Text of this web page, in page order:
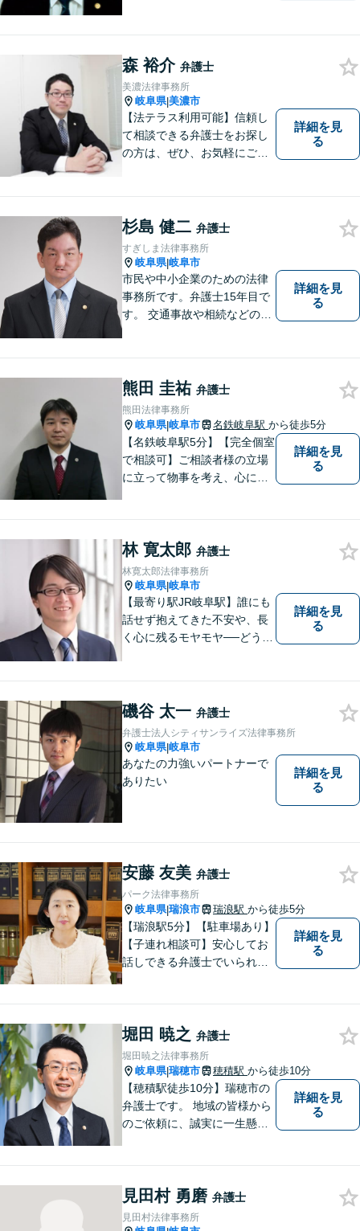
ることを心がけています。
森 裕介 弁護士
美濃法律事務所
岐阜県|美濃市
【法テラス利用可能】信頼し
て相談できる弁護士をお探し
の方は、ぜひ、お気軽にご連
詳細を見
る
杉島 健二 弁護士
すぎしま法律事務所
岐阜県|岐阜市
市民や中小企業のための法律
事務所です。弁護士15年目で
す。 交通事故や相続などの相
ました。特に交通事故では多
くの後遺障害事故や死亡事故
を解決してきました。
詳細を見
る
熊田 圭祐 弁護士
熊田法律事務所
岐阜県|岐阜市 名鉄岐阜駅 から徒歩5分
【名鉄岐阜駅5分】【完全個室
で相談可】ご相談者様の立場
に立って物事を考え、心に寄
決への第一歩です。小さな問
題から大きな問題まで、お気
軽にご相談ください。
詳細を見
る
林 寛太郎 弁護士
林寛太郎法律事務所
岐阜県|岐阜市
【最寄り駅JR岐阜駅】誰にも
話せず抱えてきた不安や、長
く心に残るモヤモヤ──どうぞ
一緒に見つけていきます。
【丁寧なヒアリング】【地域
密着型の法律事務所】
詳細を見
る
磯谷 太一 弁護士
弁護士法人シティサンライズ法律事務所
岐阜県|岐阜市
あなたの力強いパートナーで
ありたい
詳細を見
る
安藤 友美 弁護士
パーク法律事務所
岐阜県|瑞浪市 瑞浪駅 から徒歩5分
【瑞浪駅5分】【駐車場あり】
【子連れ相談可】安心してお
話しできる弁護士でいられる
ます。より良い解決ができる
ようサポートしたいと考えて
おります。
詳細を見
る
堀田 暁之 弁護士
堀田暁之法律事務所
岐阜県|瑞穂市 穂積駅 から徒歩10分
【穂積駅徒歩10分】瑞穂市の
弁護士です。 地域の皆様から
のご依頼に、誠実に一生懸命
はじめとする民事事件に対応
してきました。お気軽にお電
詳細を見
る
見田村 勇磨 弁護士
見田村法律事務所